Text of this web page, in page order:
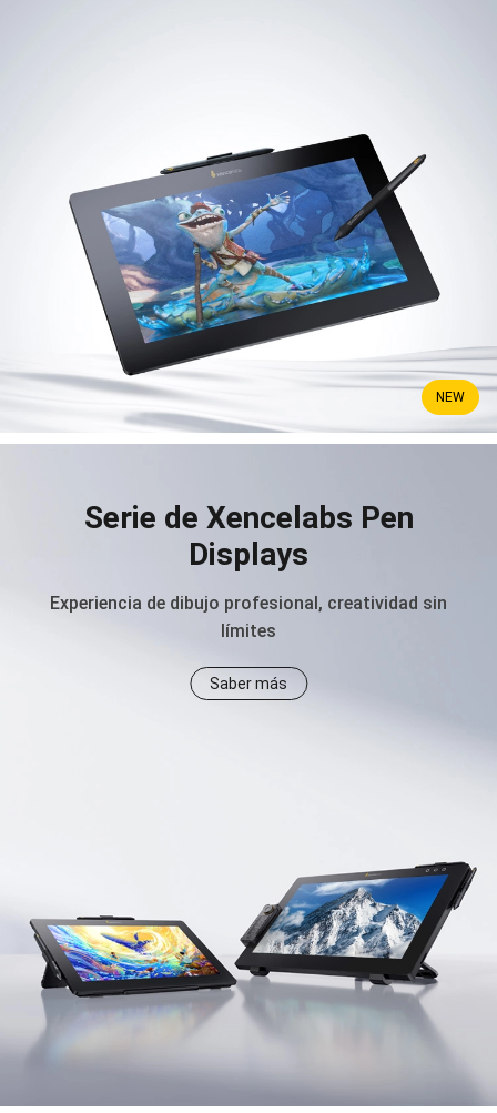
NEW
Serie de Xencelabs Pen
Displays
Experiencia de dibujo profesional, creatividad sin
límites
Saber más